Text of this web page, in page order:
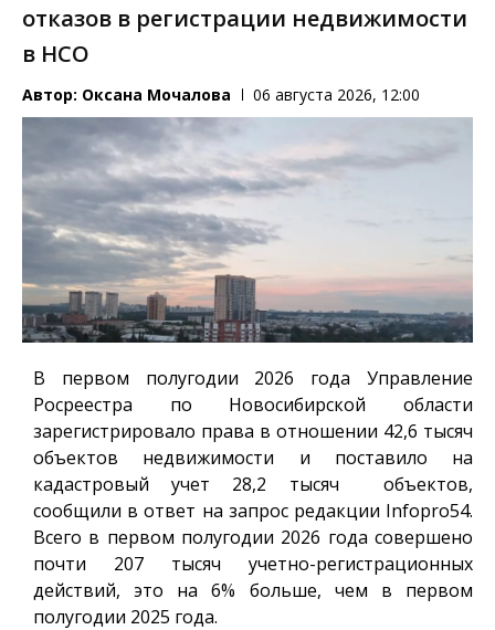
отказов в регистрации недвижимости
в НСО
Автор: Оксана Мочалова 06 августа 2026, 12:00
В первом полугодии 2026 года Управление
Росреестра по Новосибирской области
зарегистрировало права в отношении 42,6 тысяч
объектов недвижимости и поставило на
кадастровый учет 28,2 тысяч объектов,
сообщили в ответ на запрос редакции Infopro54.
Всего в первом полугодии 2026 года совершено
почти 207 тысяч учетно-регистрационных
действий, это на 6% больше, чем в первом
полугодии 2025 года.